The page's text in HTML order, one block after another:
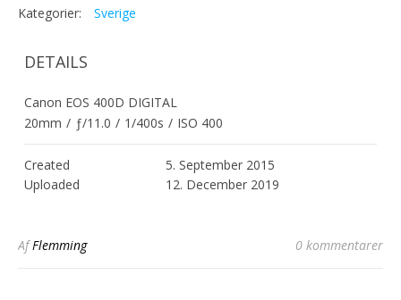
Kategorier:
Sverige
DETAILS
Canon EOS 400D DIGITAL
20mm / ƒ/11.0 / 1/400s / ISO 400
Created
5. September 2015
Uploaded
12. December 2019
AfFlemming 0 kommentarer